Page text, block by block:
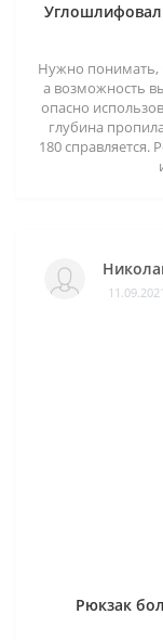
Нужно понимать,
а возможность
опасно
глубина
180 справляется.
11.09.2021
Рюкзак